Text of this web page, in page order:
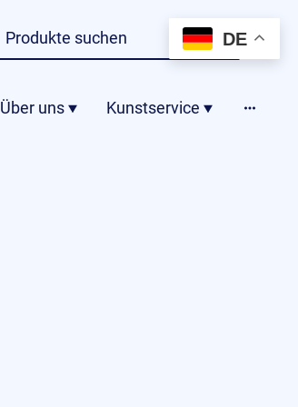
Über uns Kunstservice
DE